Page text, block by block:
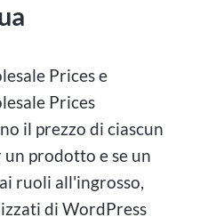
Prices e
Prices
il prezzo di ciascun
prodotto e se un
ruoli all'ingrosso,
di WordPress